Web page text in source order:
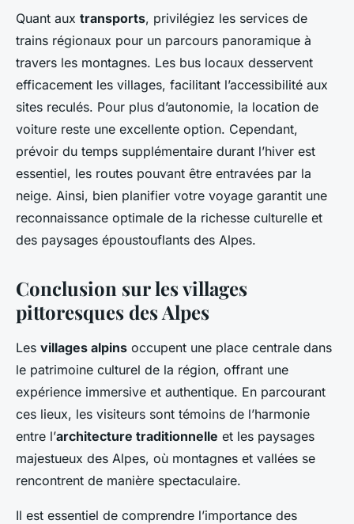
Quant aux transports, privilégiez les services de
trains régionaux pour un parcours panoramique à
travers les montagnes. Les bus locaux desservent
efficacement les villages, facilitant l’accessibilité aux
sites reculés. Pour plus d’autonomie, la location de
voiture reste une excellente option. Cependant,
prévoir du temps supplémentaire durant l’hiver est
essentiel, les routes pouvant être entravées par la
neige. Ainsi, bien planifier votre voyage garantit une
reconnaissance optimale de la richesse culturelle et
des paysages époustouflants des Alpes.
Conclusion sur les villages
pittoresques des Alpes
Les villages alpins occupent une place centrale dans
le patrimoine culturel de la région, offrant une
expérience immersive et authentique. En parcourant
ces lieux, les visiteurs sont témoins de l’harmonie
entre l’architecture traditionnelle et les paysages
majestueux des Alpes, où montagnes et vallées se
rencontrent de manière spectaculaire.
Il est essentiel de comprendre l’importance des